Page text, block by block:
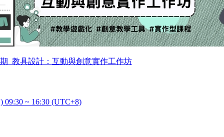
_教具設計：互動與創意實作工作坊
09:30 ~ 16:30 (UTC+8)